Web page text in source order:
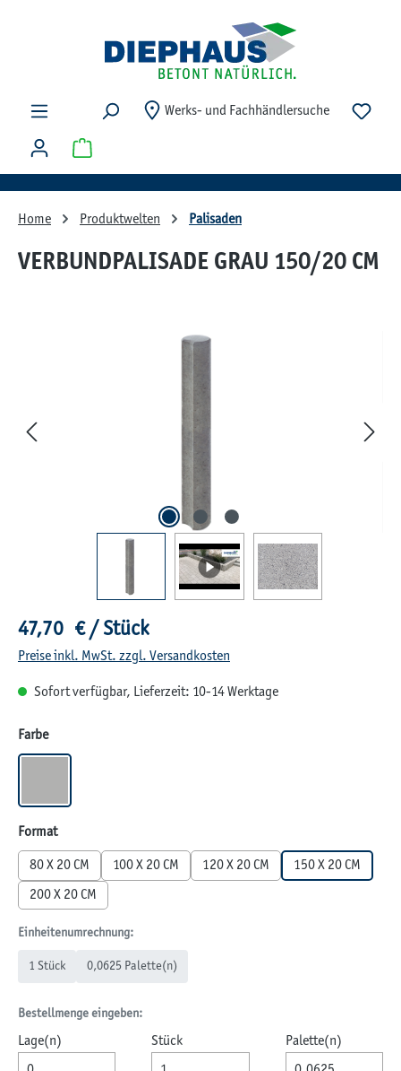
Werks- und Fachhändlersuche Du
Warenkorb enthält 0 Positionen. Der Gesamtwert
Home Produktwelten Palisaden
VERBUNDPALISADE GRAU 150/20 CM
Regulärer Preis:
47,70 € / Stück
Preise inkl. MwSt. zzgl. Versandkosten
Sofort verfügbar, Lieferzeit: 10-14 Werktage
Farbeauswählen
Formatauswählen
80 X 20 CM 100 X 20 CM 120 X 20 CM 150 X 20 CM
200 X 20 CM
Einheitenumrechnung:
1 Stück 0,0625 Palette(n)
Bestellmenge eingeben:
Lage(n) Stück Palette(n)